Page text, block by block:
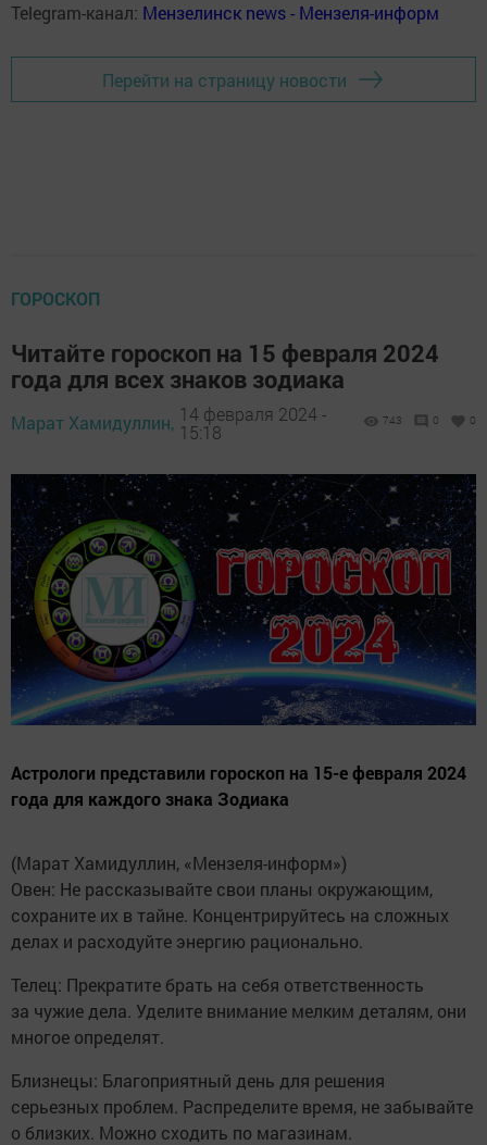
Telegram-канал: Мензелинск news - Мензеля-информ
Перейти на страницу новости
ГОРОСКОП
Читайте гороскоп на 15 февраля 2024
года для всех знаков зодиака
Марат Хамидуллин, 14 февраля 2024 -
15:18
743 0 0
Астрологи представили гороскоп на 15-е февраля 2024
года для каждого знака Зодиака
(Марат Хамидуллин, «Мензеля-информ»)
Овен: Не рассказывайте свои планы окружающим,
сохраните их в тайне. Концентрируйтесь на сложных
делах и расходуйте энергию рационально.
Телец: Прекратите брать на себя ответственность
за чужие дела. Уделите внимание мелким деталям, они
многое определят.
Близнецы: Благоприятный день для решения
серьезных проблем. Распределите время, не забывайте
о близких. Можно сходить по магазинам.